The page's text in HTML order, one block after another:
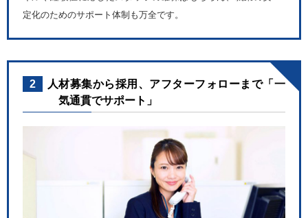
定化のためのサポート体制も万全です。
2
人材募集から採用、アフターフォローまで「一
気通貫でサポート」